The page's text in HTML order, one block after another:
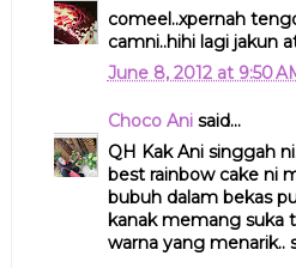
comeel..xpernah
camni..hihi lagi jakun
June 8, 2012 at 9:50
Choco Anisaid...
QH Kak Ani singgah
best rainbow cake ni
bubuh dalam bekas
kanak memang suka
warna yang menarik..